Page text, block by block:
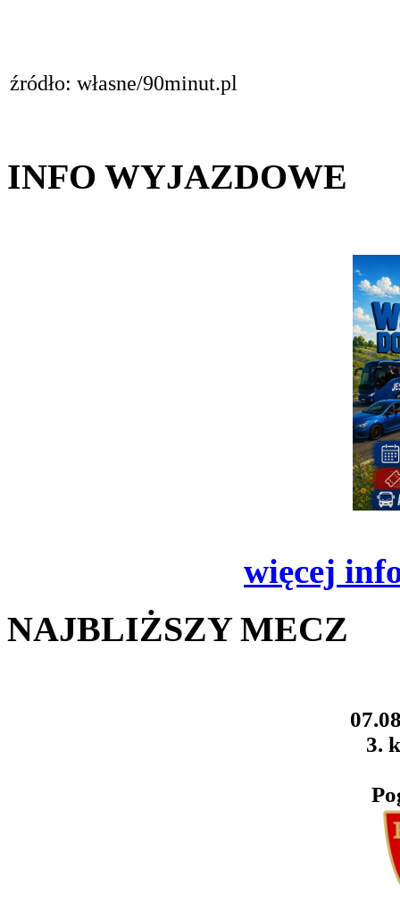
źródło: własne/90minut.pl
INFO WYJAZDOWE
więcej
NAJBLIŻSZY MECZ
3.